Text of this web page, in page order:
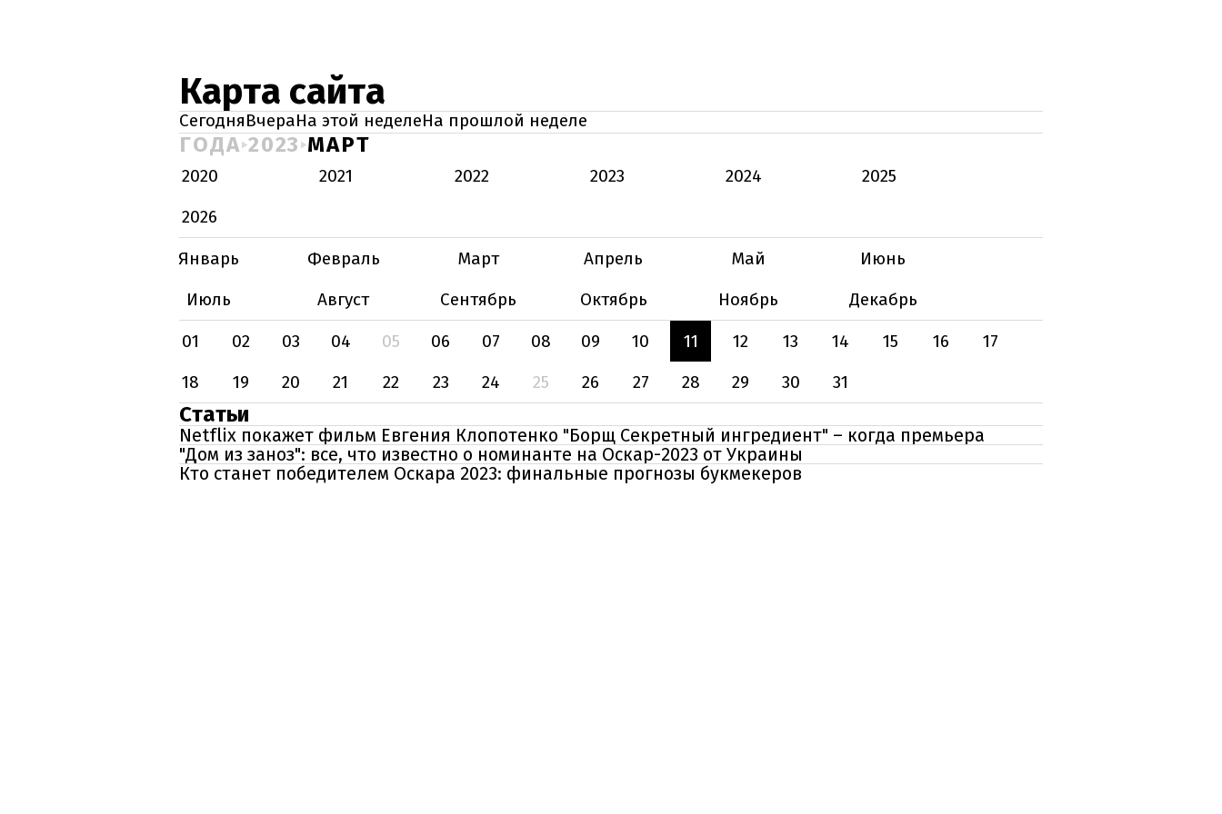
Карта сайта
СегодняВчераНа этой неделеНа прошлой неделе
ГОДА 2023 МАРТ
2020 2021 2022 2023 2024
2025
2026
Январь
Февраль Март Апрель Май
Июнь
Июль
Август Сентябрь Октябрь Ноябрь
Декабрь
01
02 03 04 05 06 07 08 09 10 11 12 13 14 15 16
17
18
19 20 21 22 23 24 25 26 27 28 29 30 31
Статьи
Netflix покажет фильм Евгения Клопотенко "Борщ Секретный ингредиент" – когда премьера
"Дом из заноз": все, что известно о номинанте на Оскар-2023 от Украины
Кто станет победителем Оскара 2023: финальные прогнозы букмекеров